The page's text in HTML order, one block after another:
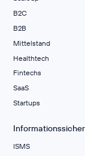
B2C
B2B
Mittelstand
Healthtech
Fintechs
SaaS
Startups
ISMS